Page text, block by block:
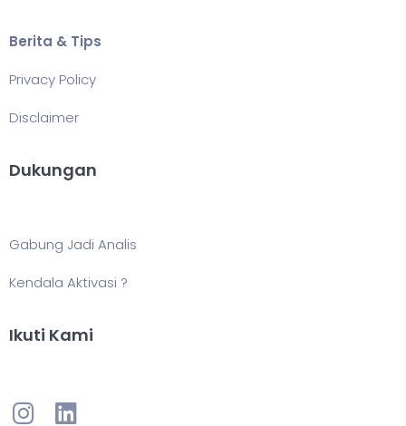
Berita & Tips
Privacy Policy
Disclaimer
Dukungan
Gabung Jadi Analis
Kendala Aktivasi ?
Ikuti Kami